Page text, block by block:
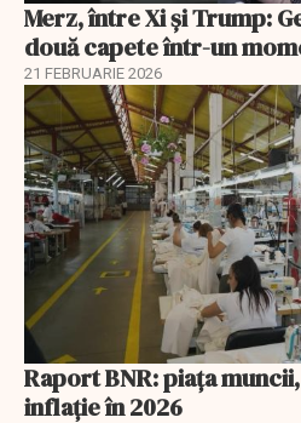
Merz, între Xi și Trump:
două capete într-un
21 FEBRUARIE 2026
Raport BNR: piața
inflație în 2026